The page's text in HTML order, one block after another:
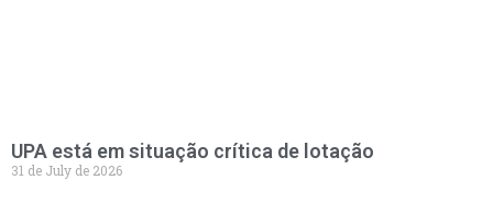
UPA está em situação crítica de lotação
31 de July de 2026